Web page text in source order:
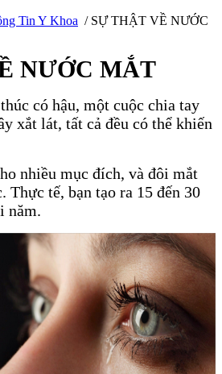
Tin Y Khoa / SỰ THẬT VỀ NƯỚC
NƯỚC MẮT
có hậu, một cuộc chia tay
xắt lát, tất cả đều có thể khiến
nhiều mục đích, và đôi mắt
Thực tế, bạn tạo ra 15 đến 30
năm.